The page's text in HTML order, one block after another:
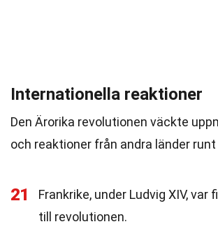
Internationella reaktioner
Den Ärorika revolutionen väckte
och reaktioner från andra länder runt
21
Frankrike, under Ludvig XIV,
till revolutionen.